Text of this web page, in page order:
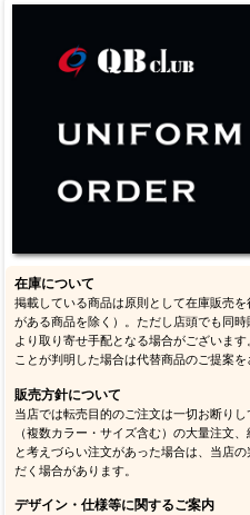
在庫について
掲載している商品は原則として在庫販売
がある商品を除く）。ただし店頭でも同
より取り寄せ手配となる場合がございま
ことが判明した場合は代替商品のご提案
販売方針について
当店では転売目的のご注文は一切お断り
（複数カラー・サイズ含む）の大量注文
と考えづらい注文があった場合は、当店
だく場合があります。
デザイン・仕様等に関するご案内